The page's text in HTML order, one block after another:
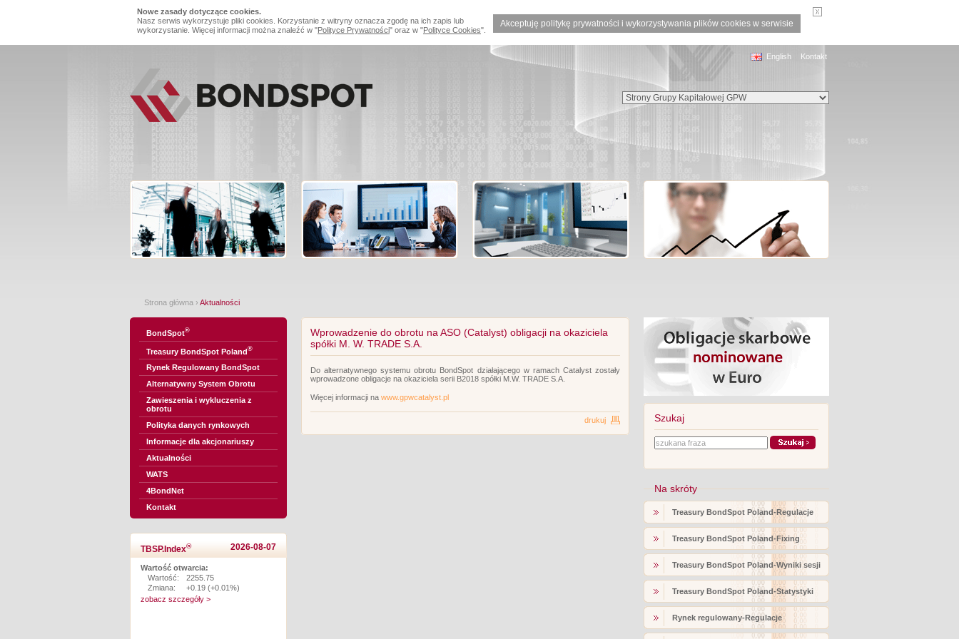
Akceptuję politykę prywatności i wykorzystywania plików cookies w serwisie
Nowe zasady dotyczące cookies.
Nasz serwis wykorzystuje pliki cookies. Korzystanie z witryny oznacza zgodę na ich zapis lub
wykorzystanie. Więcej informacji można znaleźć w "Polityce Prywatności" oraz w "Polityce Cookies".
English Kontakt
Strona główna › Aktualności
BondSpot®
Treasury BondSpot Poland®
Rynek Regulowany BondSpot
Alternatywny System Obrotu
Zawieszenia i wykluczenia z
obrotu
Polityka danych rynkowych
Informacje dla akcjonariuszy
Aktualności
WATS
4BondNet
Kontakt
TBSP.Index® 2026-08-07
Wartość otwarcia:
Wartość:
2255.75
Zmiana:
+0.19 (+0.01%)
zobacz szczegóły >
Wprowadzenie do obrotu na ASO (Catalyst) obligacji na okaziciela
spółki M. W. TRADE S.A.
Do alternatywnego systemu obrotu BondSpot działającego w ramach Catalyst zostały
wprowadzone obligacje na okaziciela serii B2018 spółki M.W. TRADE S.A.
Więcej informacji na www.gpwcatalyst.pl
drukuj Szukaj
Na skróty
Treasury BondSpot Poland-Regulacje
Treasury BondSpot Poland-Fixing
Treasury BondSpot Poland-Wyniki sesji
Treasury BondSpot Poland-Statystyki
Rynek regulowany-Regulacje